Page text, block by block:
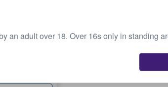
styck
an adult over 18. Over 16s only in standing